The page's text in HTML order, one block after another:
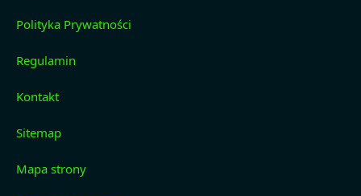
Polityka Prywatności
Regulamin
Kontakt
Sitemap
Mapa strony